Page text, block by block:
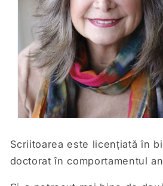
Scriitoarea este licențiată în
doctorat în comportamentul